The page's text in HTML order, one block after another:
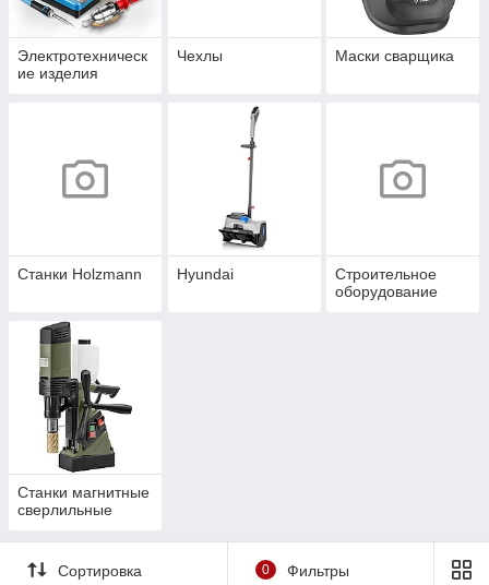
Электротехническ
ие изделия
Чехлы Маски сварщика
Станки Holzmann Hyundai
Строительное
оборудование
Станки магнитные
сверлильные
Сортировка 0 Фильтры